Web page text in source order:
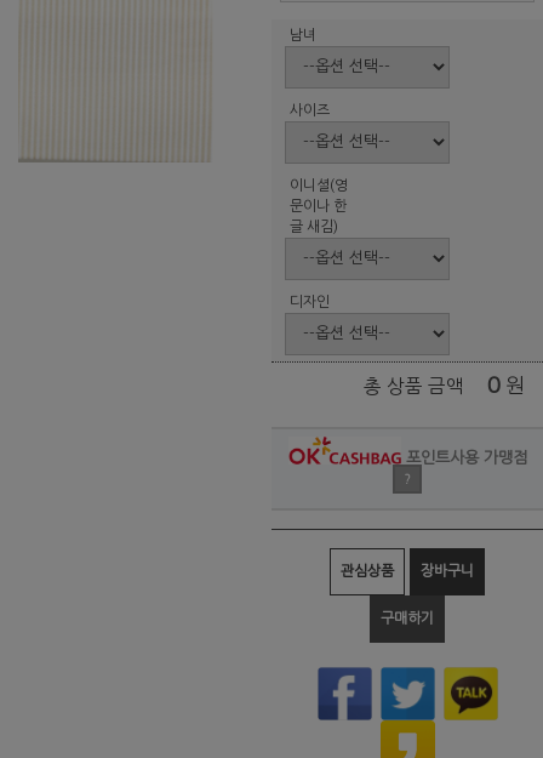
남녀
사이즈
이니셜(영
문이나 한
글 새김)
디자인
총 상품 금액 0 원
포인트사용 가맹점
?
관심상품 장바구니
구매하기